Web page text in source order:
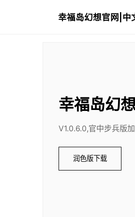
幸福岛幻想官网|中
幸福岛幻
V1.0.6.0,官中步兵版
润色版下载